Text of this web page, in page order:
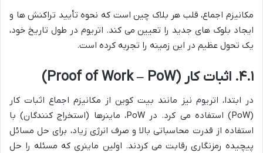
مکانیزم اجماع، قلب هر بلاک چین است که نحوه تأیید تراکنش ها و
ایجاد بلوک های جدید را تعیین می کند. اتریوم در طول تاریخ خود،
یک تحول عظیم در این زمینه را تجربه کرده است.
۴.۱. اثبات کار (Proof of Work – PoW)
در ابتدا، اتریوم نیز مانند بیت کوین از مکانیزم اجماع اثبات کار
(PoW) استفاده می کرد. در PoW، ماینرها (استخراج کنندگان) با
استفاده از قدرت محاسباتی بالا و صرف انرژی زیاد، برای حل مسائل
پیچیده رمزنگاری رقابت می کردند. اولین ماینری که مسئله را حل